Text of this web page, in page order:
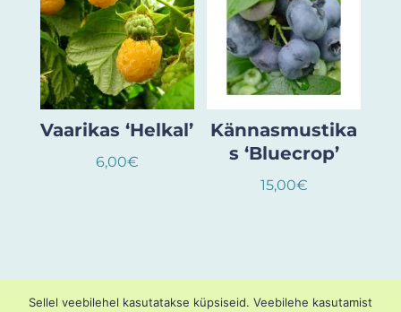
Vaarikas ‘Helkal’
6,00€
Kännasmustika
s ‘Bluecrop’
15,00€
Sellel veebilehel kasutatakse küpsiseid. Veebilehe kasutamist